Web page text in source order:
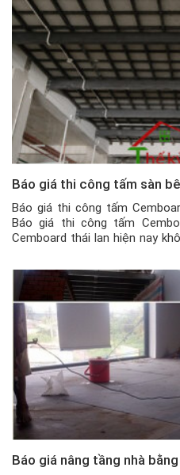
Báo giá thi công tấm sàn
Báo giá thi công tấm
Báo giá thi công tấm
Cemboard thái lan hiện nay
liệu nhẹ cực hữu […]
Báo giá nâng tầng nhà